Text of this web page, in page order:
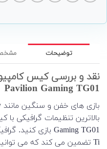
توضیحات
Pavilion Gaming TG01